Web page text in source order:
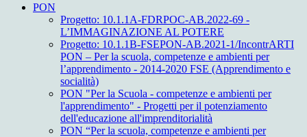
PON
Progetto: 10.1.1A-FDRPOC-AB.2022-69 -
L’IMMAGINAZIONE AL POTERE
Progetto: 10.1.1B-FSEPON-AB.2021-1/IncontrARTI
PON – Per la scuola, competenze e ambienti per
l’apprendimento - 2014-2020 FSE (Apprendimento e
socialità)
PON "Per la Scuola - competenze e ambienti per
l'apprendimento" - Progetti per il potenziamento
dell'educazione all'imprenditorialità
PON “Per la scuola, competenze e ambienti per